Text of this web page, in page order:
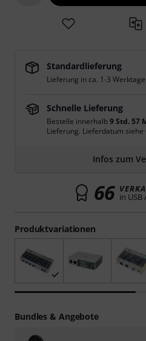
Produktvariationen
Standardlieferung
Lieferung in ca. 1-3
Schnelle Lieferung
Bestelle innerhalb9 Std. 57
Lieferung. Lieferdatum siehe
Infos zum
66 in
Bundles & Angebote